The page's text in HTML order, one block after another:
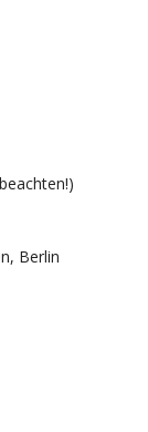
Berlin